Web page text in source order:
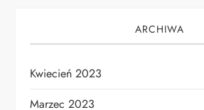
ARCHIWA
Kwiecień 2023
Marzec 2023